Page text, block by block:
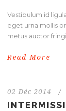
Vestibulum id
eget urna mollis
metus auctor
Read More
02 Déc 2014 /